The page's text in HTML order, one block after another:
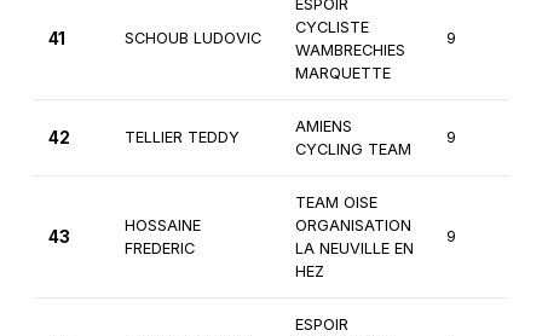
41 SCHOUB LUDOVIC
ESPOIR
CYCLISTE
WAMBRECHIES
MARQUETTE
9
42 TELLIER TEDDY
AMIENS
CYCLING TEAM
9
43
HOSSAINE
FREDERIC
TEAM OISE
ORGANISATION
LA NEUVILLE EN
HEZ
9
ESPOIR